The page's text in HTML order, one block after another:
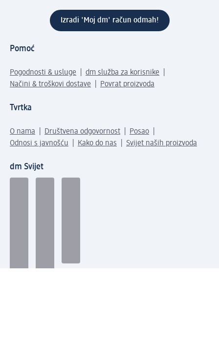
Izradi 'Moj dm' račun odmah!
Pomoć
Pogodnosti & usluge
dm služba za korisnike
Načini & troškovi dostave
Povrat proizvoda
Tvrtka
O nama Društvena odgovornost
Posao
Odnosi s javnošću
Kako do nas Svijet naših proizvoda
dm Svijet